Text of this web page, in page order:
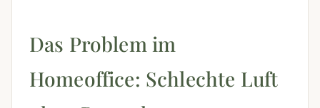
Das Problem im
Homeoffice: Schlechte Luft